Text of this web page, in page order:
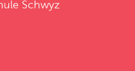
Schwyz